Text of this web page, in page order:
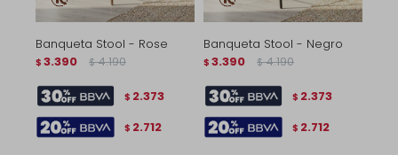
Banqueta Stool - Rose
$ 3.390 $ 4.190
$ 2.373
$ 2.712
Banqueta Stool - Negro
$ 3.390 $ 4.190
$ 2.373
$ 2.712